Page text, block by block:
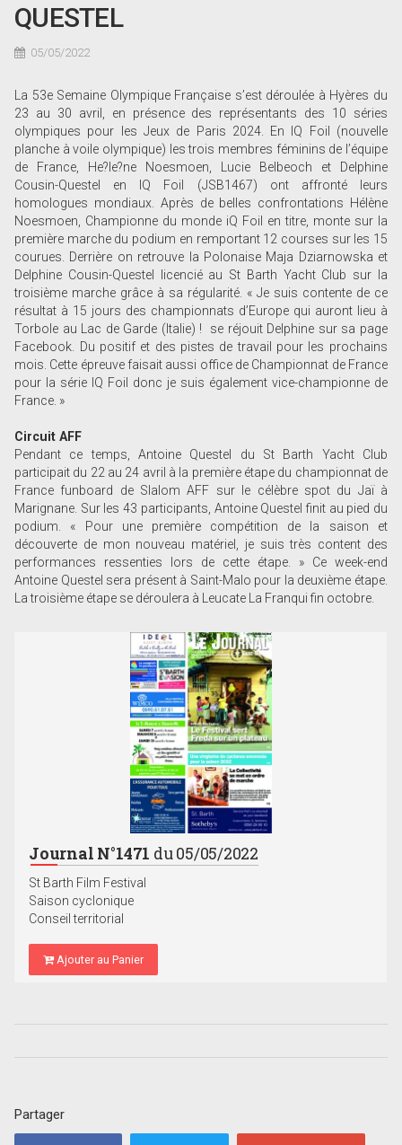
QUESTEL
05/05/2022
La 53e Semaine Olympique Française s’est déroulée à Hyères du
23 au 30 avril, en présence des représentants des 10 séries
olympiques pour les Jeux de Paris 2024. En IQ Foil (nouvelle
planche à voile olympique) les trois membres féminins de l’équipe
de France, He?le?ne Noesmoen, Lucie Belbeoch et Delphine
Cousin-Questel en IQ Foil (JSB1467) ont affronté leurs
homologues mondiaux. Après de belles confrontations Hélène
Noesmoen, Championne du monde iQ Foil en titre, monte sur la
première marche du podium en remportant 12 courses sur les 15
courues. Derrière on retrouve la Polonaise Maja Dziarnowska et
Delphine Cousin-Questel licencié au St Barth Yacht Club sur la
troisième marche grâce à sa régularité. « Je suis contente de ce
résultat à 15 jours des championnats d’Europe qui auront lieu à
Torbole au Lac de Garde (Italie) ! se réjouit Delphine sur sa page
Facebook. Du positif et des pistes de travail pour les prochains
mois. Cette épreuve faisait aussi office de Championnat de France
pour la série IQ Foil donc je suis également vice-championne de
France. »
Circuit AFF
Pendant ce temps, Antoine Questel du St Barth Yacht Club
participait du 22 au 24 avril à la première étape du championnat de
France funboard de Slalom AFF sur le célèbre spot du Jaï à
Marignane. Sur les 43 participants, Antoine Questel finit au pied du
podium. « Pour une première compétition de la saison et
découverte de mon nouveau matériel, je suis très content des
performances ressenties lors de cette étape. » Ce week-end
Antoine Questel sera présent à Saint-Malo pour la deuxième étape.
La troisième étape se déroulera à Leucate La Franqui fin octobre.
Journal N°1471 du 05/05/2022
St Barth Film Festival
Saison cyclonique
Conseil territorial
Ajouter au Panier
Partager